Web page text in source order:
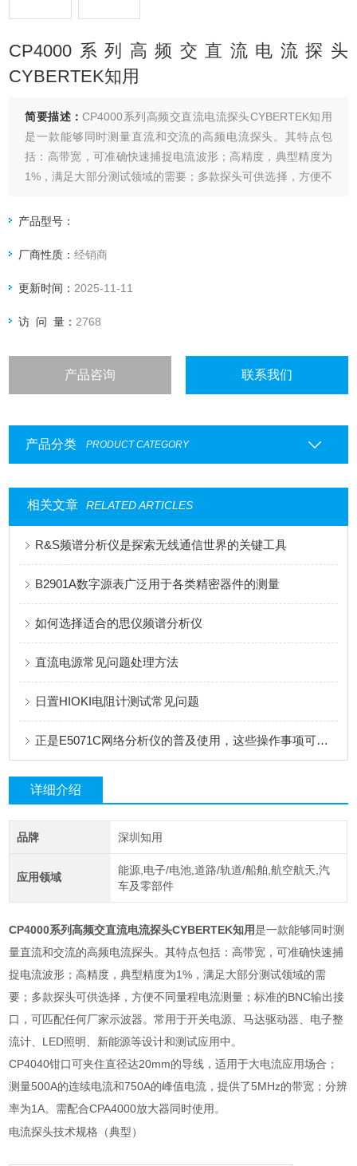
CP4000系列高频交直流电流探头
CYBERTEK知用
简要描述：CP4000系列高频交直流电流探头CYBERTEK知用
是一款能够同时测量直流和交流的高频电流探头。其特点包
括：高带宽，可准确快速捕捉电流波形；高精度，典型精度为
1%，满足大部分测试领域的需要；多款探头可供选择，方便不
器。常用于开关电源、马达驱动器、电子整流计、LED照明、
产品型号：
厂商性质：经销商
更新时间：2025-11-11
访 问 量：2768
产品咨询 联系我们
产品分类 PRODUCT CATEGORY
相关文章 RELATED ARTICLES
R&S频谱分析仪是探索无线通信世界的关键工具
B2901A数字源表广泛用于各类精密器件的测量
如何选择适合的思仪频谱分析仪
直流电源常见问题处理方法
日置HIOKI电阻计测试常见问题
正是E5071C网络分析仪的普及使用，这些操作事项可要记住了
详细介绍
品牌 深圳知用
应用领域
能源,电子/电池,道路/轨道/船舶,航空航天,汽
车及零部件
CP4000系列高频交直流电流探头CYBERTEK知用是一款能够同时测
量直流和交流的高频电流探头。其特点包括：高带宽，可准确快速捕
捉电流波形；高精度，典型精度为1%，满足大部分测试领域的需
要；多款探头可供选择，方便不同量程电流测量；标准的BNC输出接
口，可匹配任何厂家示波器。常用于开关电源、马达驱动器、电子整
流计、LED照明、新能源等设计和测试应用中。
CP4040钳口可夹住直径达20mm的导线，适用于大电流应用场合；
测量500A的连续电流和750A的峰值电流，提供了5MHz的带宽；分辨
率为1A。需配合CPA4000放大器同时使用。
电流探头技术规格（典型）